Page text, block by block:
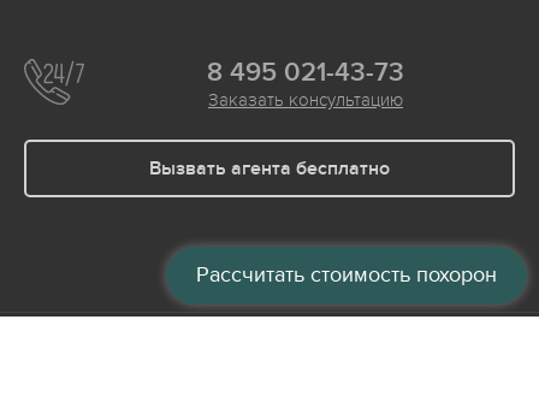
8 495 021-43-73
Заказать консультацию
Вызвать агента бесплатно
Рассчитать стоимость похорон